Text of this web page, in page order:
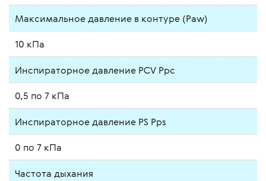
Максимальное давление в контуре (Paw)
10 кПа
Инспираторное давление PCV Ppc
0,5 по 7 кПа
Инспираторное давление PS Pps
0 по 7 кПа
Частота дыхания